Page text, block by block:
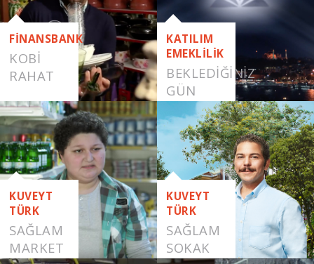
FİNANSBANK
KOBI
RAHAT
KATILIM
EMEKLİLİK
BEKLEDİĞİNİZ
GÜN
GELDİ
KUVEYT
TÜRK
SAĞLAM
MARKET
KUVEYT
TÜRK
SAĞLAM
SOKAK